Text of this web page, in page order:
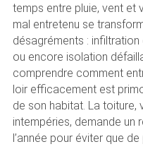
temps entre pluie, vent et
mal entretenu se
désagréments : infiltration
ou encore isolation
comprendre comment
loir efficacement est
de son habitat. La toiture,
intempéries, demande un
l’année pour éviter que